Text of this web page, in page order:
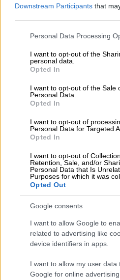
Downstream Participants that
Please note that this website/
not limited to your visit or usage
grant or deny consent to Google
use your data for below
consent section.
Personal Data Processing
I want to opt-out of the
personal data.
Opted In
I want to opt-out of the Sale
Personal Data.
Opted In
I want to opt-out of
Personal Data for Targeted
Opted In
I want to opt-out of
Retention, Sale, and/or
Personal Data that Is
Purposes for which it was
Opted Out
Google consents
I want to allow Google to
related to advertising like
device identifiers in apps.
I want to allow my user data
Google for online
Αθλητισμός|25.08.2023
Δεν παραιτείται ο
παρά τον σάλο και
το φιλί στο στόμα -
με την κυβέρνηση
«τελειώσει»
Ο Ρουμπιάλες δήλωσε
κοινωνικής δολοφονίας
ήταν αυθόρμητο και